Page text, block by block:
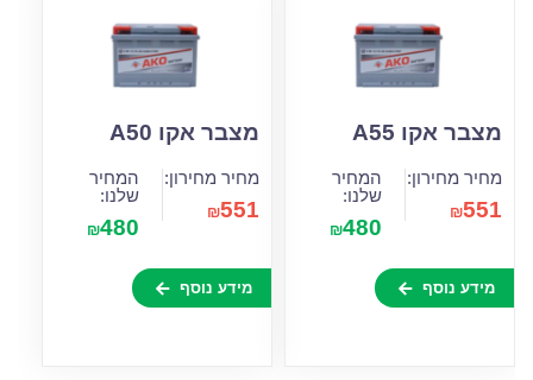
מצבר אקו A55
מחיר מחירון:
₪551
המחיר
שלנו:
₪480
מידע נוסף
מצבר אקו A50
מחיר מחירון:
₪551
המחיר
שלנו:
₪480
מידע נוסף